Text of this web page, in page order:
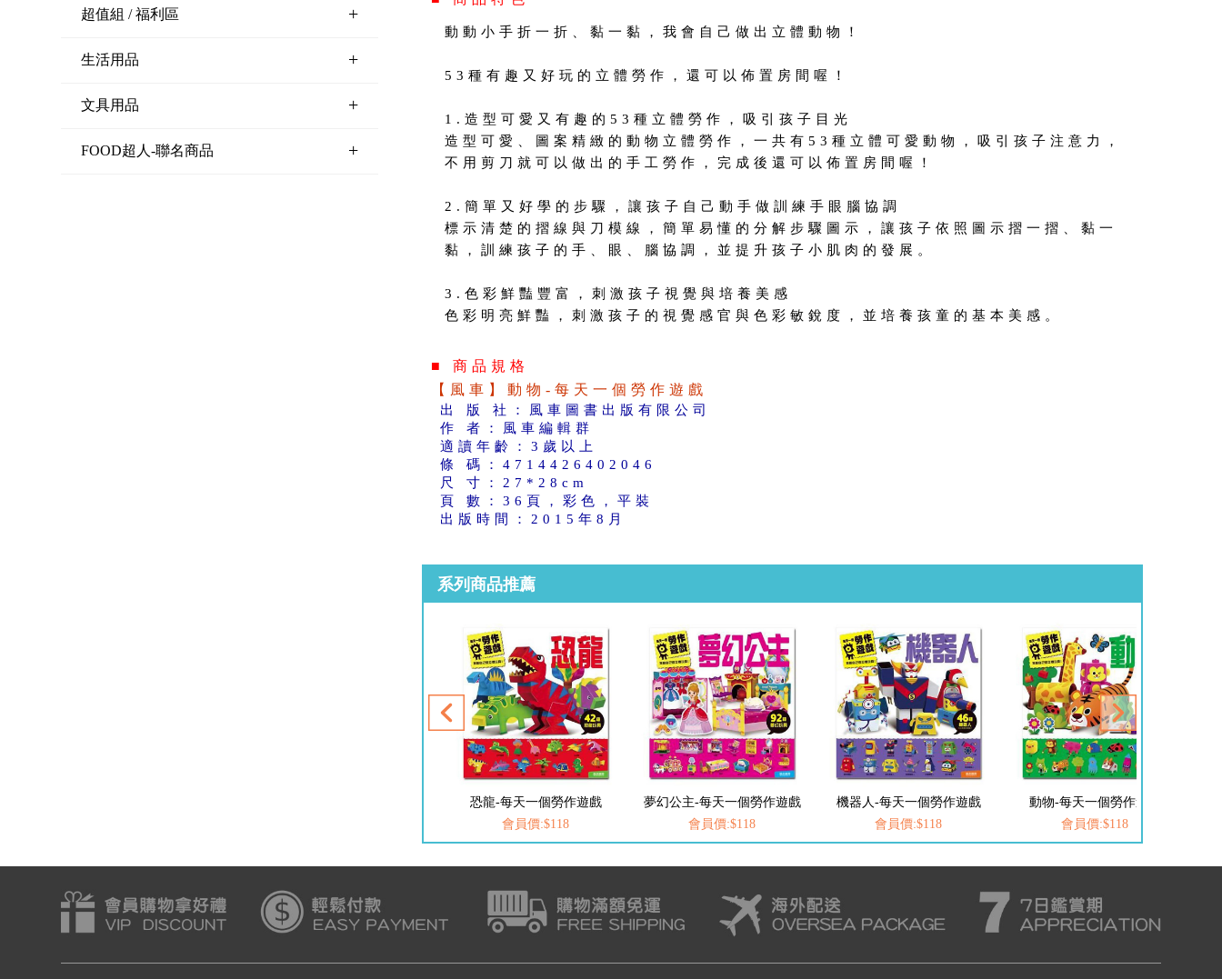
超值組 / 福利區 +
生活用品 +
文具用品 +
FOOD超人-聯名商品 +
動動小手折一折、黏一黏，我會自己做出立體動物！
53種有趣又好玩的立體勞作，還可以佈置房間喔！
1.造型可愛又有趣的53種立體勞作，吸引孩子目光
造型可愛、圖案精緻的動物立體勞作，一共有53種立體可愛動物，吸引孩子注意力，
不用剪刀就可以做出的手工勞作，完成後還可以佈置房間喔！
2.簡單又好學的步驟，讓孩子自己動手做訓練手眼腦協調
標示清楚的摺線與刀模線，簡單易懂的分解步驟圖示，讓孩子依照圖示摺一摺、黏一
黏，訓練孩子的手、眼、腦協調，並提升孩子小肌肉的發展。
3.色彩鮮豔豐富，刺激孩子視覺與培養美感
色彩明亮鮮豔，刺激孩子的視覺感官與色彩敏銳度，並培養孩童的基本美感。
■ 商品規格
【風車】動物-每天一個勞作遊戲
出 版 社：風車圖書出版有限公司
作 者：風車編輯群
適讀年齡：3歲以上
條 碼：4714426402046
尺 寸：27*28cm
頁 數：36頁，彩色，平裝
出版時間：2015年8月
系列商品推薦
恐龍-每天一個勞作遊戲
會員價:$118
夢幻公主-每天一個勞作遊戲
會員價:$118
機器人-每天一個勞作遊戲
會員價:$118
動物-每天一個勞作遊戲
會員價:$118